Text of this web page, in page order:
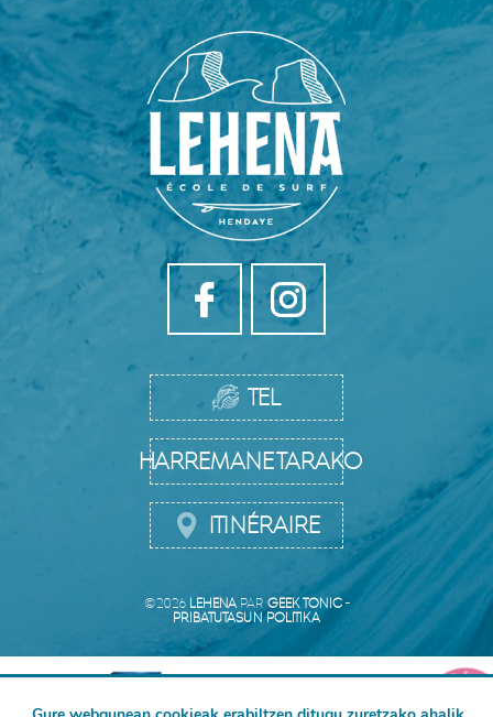
TEL
HARREMANETARAKO
ITINÉRAIRE
©2026 LEHENAPAR GEEK TONIC-
PRIBATUTASUN POLITIKA